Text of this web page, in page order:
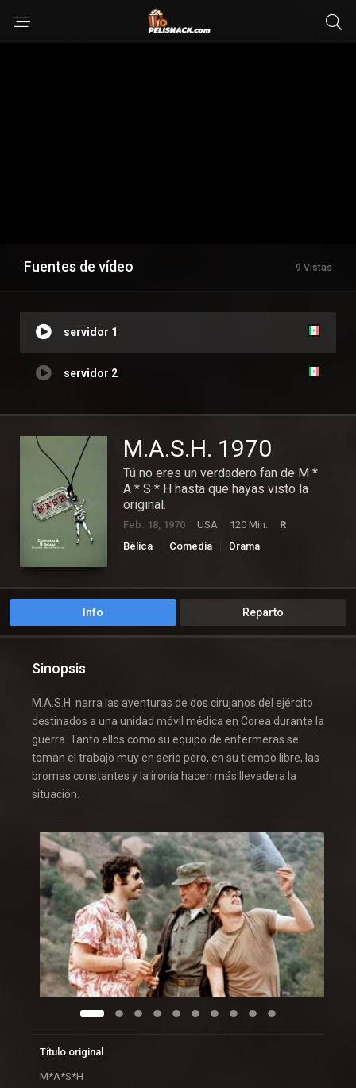
Fuentes de vídeo 9 Vistas
servidor 1
servidor 2
M.A.S.H. 1970
Tú no eres un verdadero fan de M *
A * S * H hasta que hayas visto la
original.
Feb. 18, 1970 USA 120 Min.
R
Bélica
Comedia Drama
Info Reparto
Sinopsis
M.A.S.H. narra las aventuras de dos cirujanos del ejército
destinados a una unidad móvil médica en Corea durante la
guerra. Tanto ellos como su equipo de enfermeras se
toman el trabajo muy en serio pero, en su tiempo libre, las
bromas constantes y la ironía hacen más llevadera la
situación.
Título original
M*A*S*H